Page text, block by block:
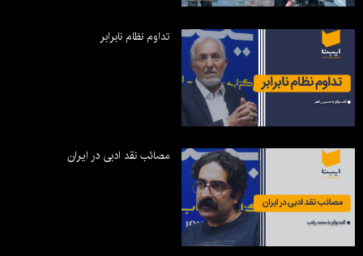
تداوم نظام نابرابر
مصائب نقد ادبی در ایران